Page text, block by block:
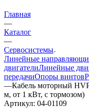
Главная
—
Каталог
—
Сервосистемы
Линейные
двигателиЛинейные
передачиОпоры винтов
—Кабель моторный
м, от 1 кВт, с тормозом)
Артикул: 04-01109